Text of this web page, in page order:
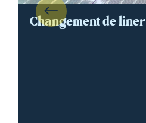
Changement de